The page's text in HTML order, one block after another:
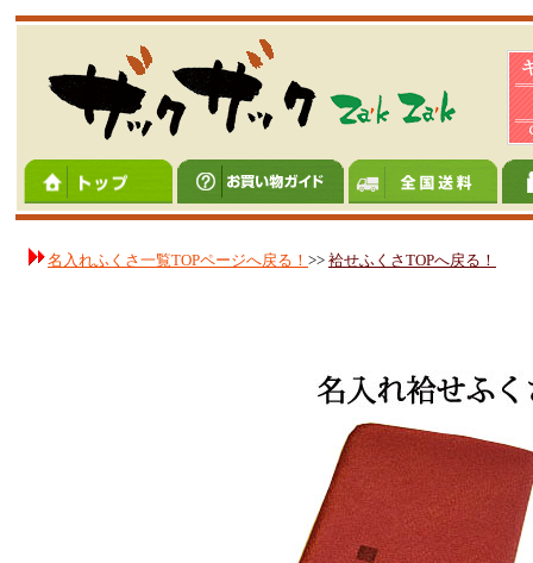
名入れふくさ一覧TOPページへ戻る！ >> 袷せふくさTOPへ戻る！